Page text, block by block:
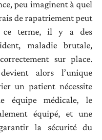
peu imaginent à quel
de rapatriement peut
ce terme, il y a des
maladie brutale,
sur place.
alors l’unique
un patient nécessite
équipe médicale, le
équipé, et une
la sécurité du